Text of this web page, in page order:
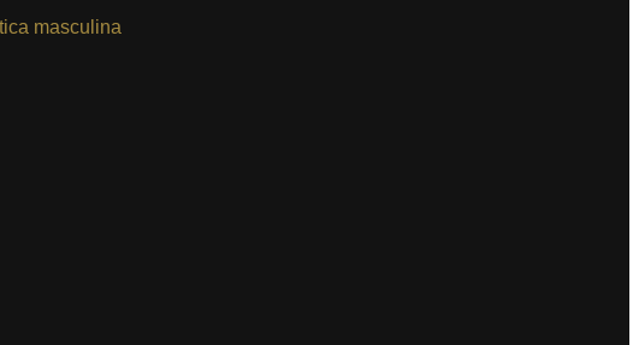
masculina